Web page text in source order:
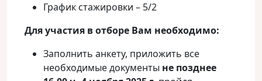
График стажировки – 5/2
Для участия в отборе Вам необходимо:
Заполнить анкету, приложить все
необходимые документы не позднее